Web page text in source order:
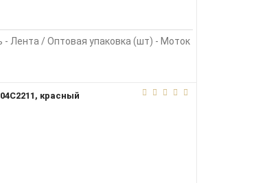
- Лента / Оптовая упаковка (шт) - Моток
красный